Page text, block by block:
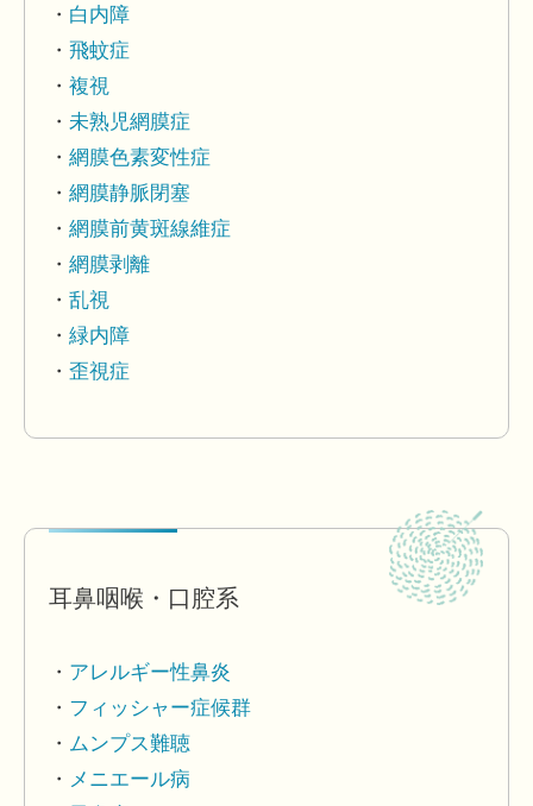
白内障
飛蚊症
複視
未熟児網膜症
網膜色素変性症
網膜静脈閉塞
網膜前黄斑線維症
網膜剥離
乱視
緑内障
歪視症
耳鼻咽喉・口腔系
アレルギー性鼻炎
フィッシャー症候群
ムンプス難聴
メニエール病